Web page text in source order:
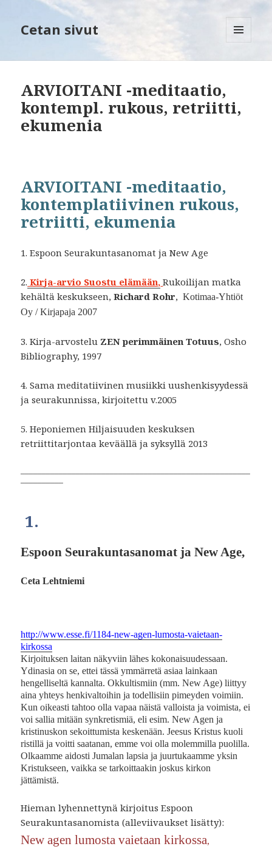
Cetan sivut
JA
ARVIOITANI -meditaatio,
kontempl. rukous, retriitti,
ekumenia
ARVIOITANI -meditaatio,
kontemplatiivinen rukous,
retriitti, ekumenia
1. Espoon Seurakuntasanomat ja New Age
2. Kirja-arvio Suostu elämään, Rukoilijan matka
kehältä keskukseen, Richard Rohr, Kotimaa-Yhtiöt
Oy / Kirjapaja 2007
3. Kirja-arvostelu ZEN perimmäinen Totuus, Osho
Bibliography, 1997
4. Sama meditatiivinen musiikki uushenkisyydessä
ja seurakunnissa, kirjoitettu v.2005
5. Heponiemen Hiljaisuuden keskuksen
retriittitarjontaa keväällä ja syksyllä 2013
1.
Espoon Seurakuntasanomat ja New Age,
Ceta Lehtniemi
http://www.esse.fi/1184-new-agen-lumosta-vaietaan-
kirkossa
Kirjoituksen laitan näkyviin lähes kokonaisuudessaan.
Ydinasia on se, ettei tässä ymmärretä asiaa lainkaan
hengelliseltä kannalta. Okkultismiin (mm. New Age) liittyy
aina yhteys henkivaltoihin ja todellisiin pimeyden voimiin.
Kun oikeasti tahtoo olla vapaa näistä valloista ja voimista, ei
voi sallia mitään synkretismiä, eli esim. New Agen ja
kristinuskon sekoittumista keskenään. Jeesus Kristus kuoli
ristillä ja voitti saatanan, emme voi olla molemmilla puolilla.
Olkaamme aidosti Jumalan lapsia ja juurtukaamme yksin
Kristukseen, vaikka se tarkoittaakin joskus kirkon
jättämistä.
Hieman lyhennettynä kirjoitus Espoon
Seurakuntasanomista (alleviivaukset lisätty):
New agen lumosta vaietaan kirkossa,